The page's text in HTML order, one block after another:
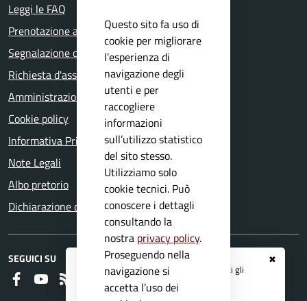
✖
Registrati ai serviziAPP IO
e ricevi tutti gli
aggiornamenti dall'Ente
Leggi le FAQ
Prenotazione appuntamento
Segnalazione disservizio
Richiesta d'assistenza
Amministrazione trasparente
Cookie policy
Informativa Privacy
Note Legali
Albo pretorio
Dichiarazione di accessibilità
SEGUICI SU
FaceboookYoutube
Questo sito fa uso di
cookie per migliorare
l’esperienza di
navigazione degli
utenti e per
raccogliere
informazioni
sull’utilizzo statistico
del sito stesso.
Utilizziamo solo
cookie tecnici. Può
conoscere i dettagli
consultando la
nostra privacy policy.
Proseguendo nella
navigazione si
accetta l’uso dei